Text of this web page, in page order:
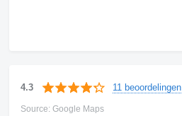
4.3 11 beoordelingen
Source: Google Maps